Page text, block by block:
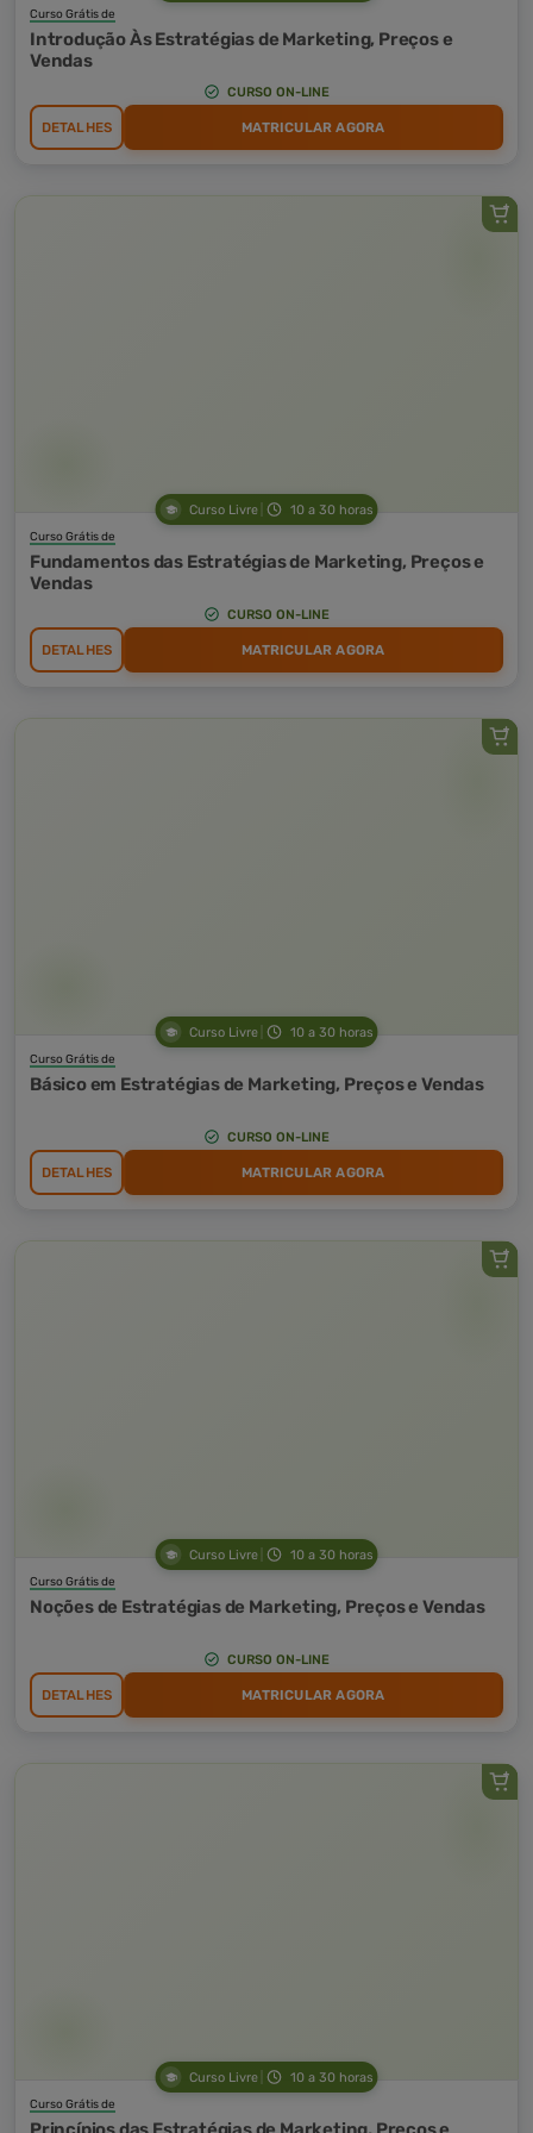
Curso Grátis de
Introdução Às Estratégias de Marketing, Preços e
Vendas
CURSO ON-LINE
DETALHES MATRICULAR AGORA
Curso Livre 10 a 30 horas
Curso Grátis de
Fundamentos das Estratégias de Marketing, Preços e
Vendas
CURSO ON-LINE
DETALHES MATRICULAR AGORA
Curso Livre 10 a 30 horas
Curso Grátis de
Básico em Estratégias de Marketing, Preços e Vendas
CURSO ON-LINE
DETALHES MATRICULAR AGORA
Curso Livre 10 a 30 horas
Curso Grátis de
Noções de Estratégias de Marketing, Preços e Vendas
CURSO ON-LINE
DETALHES MATRICULAR AGORA
Curso Livre 10 a 30 horas
Curso Grátis de